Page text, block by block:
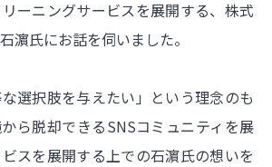
ーニングサービスを展開する、株式
濵氏にお話を伺いました。
な選択肢を与えたい」という理念のも
ら脱却できるSNSコミュニティを展
スを展開する上での石濵氏の想いを